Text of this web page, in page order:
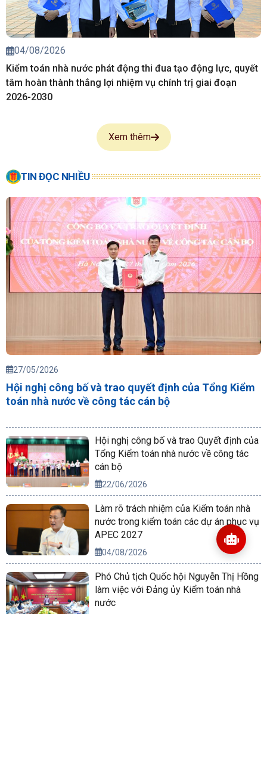
04/08/2026
Kiểm toán nhà nước phát động thi đua tạo động lực, quyết
tâm hoàn thành thắng lợi nhiệm vụ chính trị giai đoạn
2026-2030
Xem thêm
TIN ĐỌC NHIỀU
27/05/2026
Hội nghị công bố và trao quyết định của Tổng Kiểm
toán nhà nước về công tác cán bộ
Hội nghị công bố và trao Quyết định của
Tổng Kiểm toán nhà nước về công tác
cán bộ
22/06/2026
Làm rõ trách nhiệm của Kiểm toán nhà
nước trong kiểm toán các dự án phục vụ
APEC 2027
04/08/2026
Phó Chủ tịch Quốc hội Nguyễn Thị Hồng
làm việc với Đảng ủy Kiểm toán nhà
nước